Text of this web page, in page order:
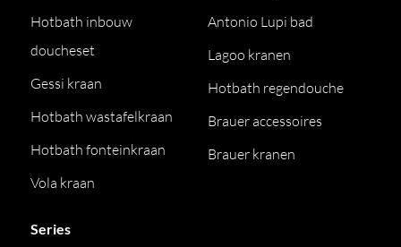
Hotbath inbouw
doucheset
Gessi kraan
Hotbath wastafelkraan
Hotbath fonteinkraan
Vola kraan
Antonio Lupi bad
Lagoo kranen
Hotbath regendouche
Brauer accessoires
Brauer kranen
Series